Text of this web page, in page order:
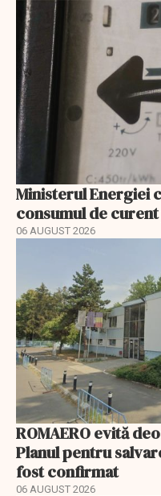
Ministerul Energiei
consumul de curent
06 AUGUST 2026
ROMAERO evită
Planul pentru
fost confirmat
06 AUGUST 2026